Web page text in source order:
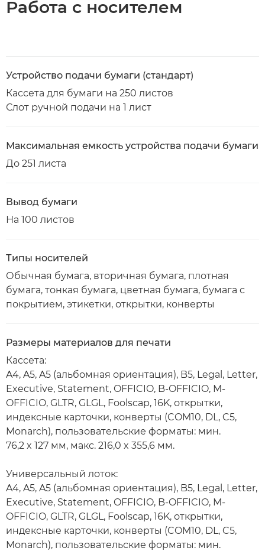
Работа с носителем
Устройство подачи бумаги (стандарт)
Кассета для бумаги на 250 листов
Слот ручной подачи на 1 лист
Максимальная емкость устройства подачи бумаги
До 251 листа
Вывод бумаги
На 100 листов
Типы носителей
Обычная бумага, вторичная бумага, плотная
бумага, тонкая бумага, цветная бумага, бумага с
покрытием, этикетки, открытки, конверты
Размеры материалов для печати
Кассета:
A4, A5, A5 (альбомная ориентация), B5, Legal, Letter,
Executive, Statement, OFFICIO, B-OFFICIO, M-
OFFICIO, GLTR, GLGL, Foolscap, 16K, открытки,
индексные карточки, конверты (COM10, DL, C5,
Monarch), пользовательские форматы: мин.
76,2 x 127 мм, макс. 216,0 x 355,6 мм.
Универсальный лоток:
A4, A5, A5 (альбомная ориентация), B5, Legal, Letter,
Executive, Statement, OFFICIO, B-OFFICIO, M-
OFFICIO, GLTR, GLGL, Foolscap, 16K, открытки,
индексные карточки, конверты (COM10, DL, C5,
Monarch), пользовательские форматы: мин.